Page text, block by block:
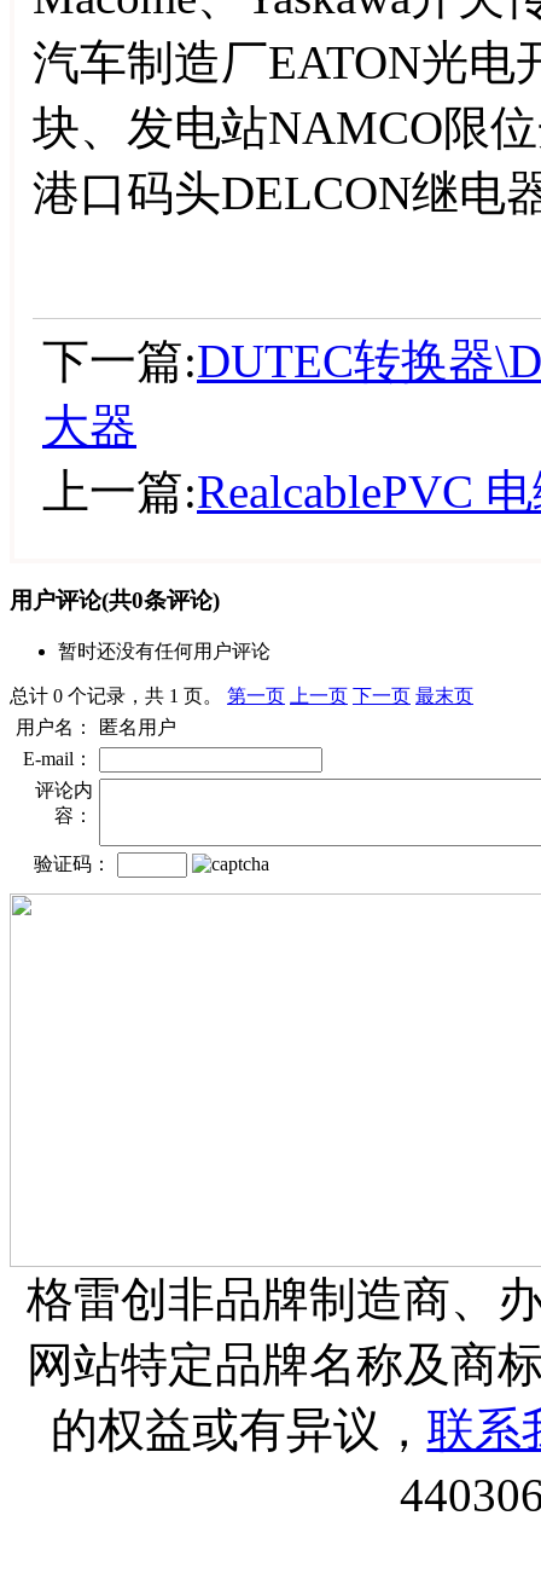
汽车制造厂EATON光电
块、发电站NAMCO限
港口码头DELCON继电
下一篇:DUTEC转换器
大器
上一篇:RealcablePVC
用户评论(共0条评论)
暂时还没有任何用户评论
总计 0 个记录，共 1 页。 第一页 上一页 下一页 最末页
用户名：
匿名用户
E-mail：
评论内
容：
验证码：
格雷创非品牌制造商、
网站特定品牌名称及商
的权益或有异议， 联系